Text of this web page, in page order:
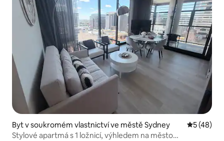
Byt v soukromém vlastnictví ve městě Sydney Průměrné
5 (48)
Stylové apartmá s 1 ložnicí, výhledem na město